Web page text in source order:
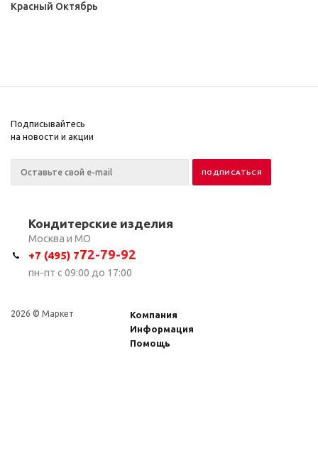
Красный Октябрь
Подписывайтесь
на новости и акции
Кондитерские изделия
Москва и МО
+7 (495) 772-79-92
пн-пт с 09:00 до 17:00
2026 © Маркет
Компания
Информация
Помощь